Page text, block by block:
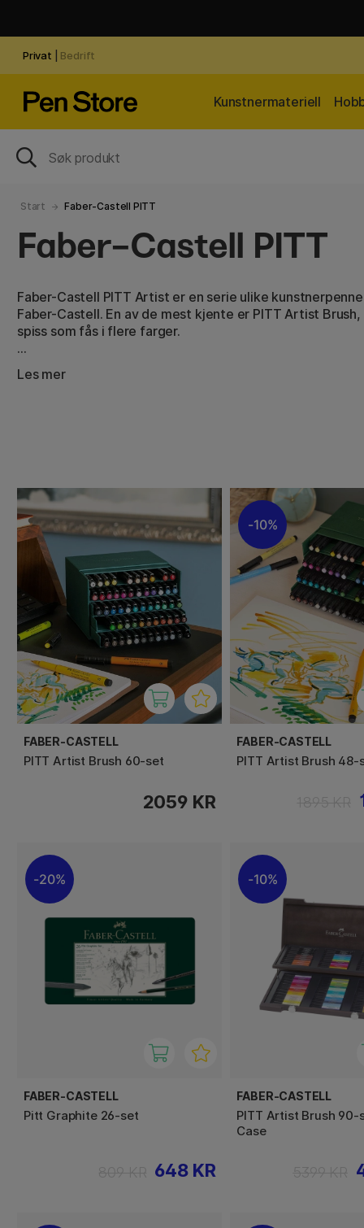
Privat Bedrift
Kunstnermateriell
Start Faber-Castell PITT
Faber-Castell PITT
Faber-Castell PITT Artist er en serie ulike
Faber-Castell. En av de mest kjente er PITT Artist
spiss som fås i flere farger.
PITT Artist Brush kombinerer fordelene ved vannfast
med de praktiske fordelene ved en pålitelig og
høye kvalitet og holdbarhet.
Les mer
FABER-CASTELL
PITT Artist Brush 60-set
2059 KR
10%
FABER-CASTELL
PITT Artist Brush 48-
20%
FABER-CASTELL
Pitt Graphite 26-set
648 KR
10%
FABER-CASTELL
PITT Artist Brush 90-
Case